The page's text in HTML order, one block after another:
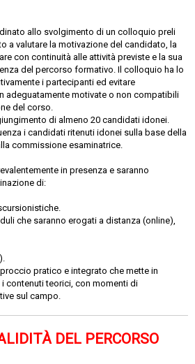
allo svolgimento di un colloquio preli
a valutare la motivazione del candidato, la
con continuità alle attività previste e la sua
del percorso formativo. Il colloquio ha lo
i partecipanti ed evitare
adeguatamente motivate o non compatibili
del corso.
di almeno 20 candidati idonei.
i candidati ritenuti idonei sulla base della
commissione esaminatrice.
in presenza e saranno
di:
che saranno erogati a distanza (online),
pratico e integrato che mette in
contenuti teorici, con momenti di
sul campo.
DEL PERCORSO